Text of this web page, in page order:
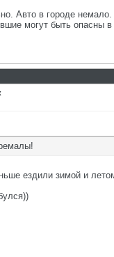
Авто в городе
могут быть опасны в
ездили зимой и